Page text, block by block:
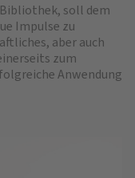
soll dem
Impulse zu
aber auch
zum
Anwendung